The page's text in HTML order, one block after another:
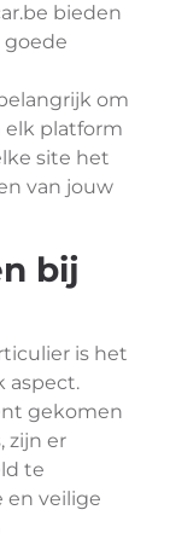
bieden
om
platform
site het
van jouw
bij
is het
aspect.
gekomen
zijn er
te
en veilige